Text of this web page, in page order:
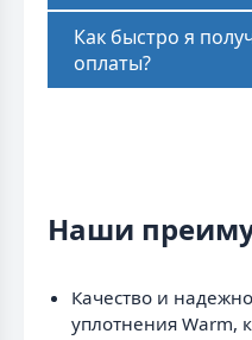
Как быстро я
оплаты?
Наши
Качество и
уплотнения Warm,